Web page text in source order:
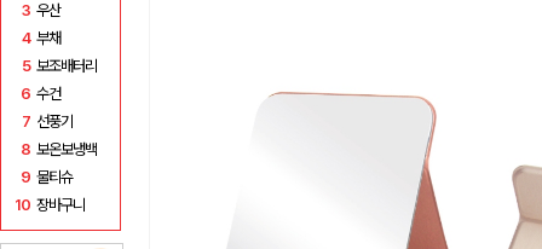
3 우산
4 부채
5 보조배터리
6 수건
7 선풍기
8 보온보냉백
9 물티슈
10 장바구니